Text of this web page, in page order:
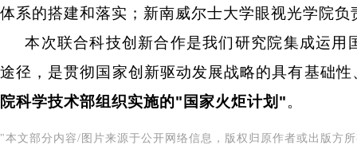
体系的搭建和落实；新南威尔士大学眼视光学院
本次联合科技创新合作是我们研究院集成运用
途径，是贯彻国家创新驱动发展战略的具有基础
院科学技术部组织实施的" 国家火炬计划 "。
"本文部分内容/图片来源于公开网络信息，版权归原作者或出版方